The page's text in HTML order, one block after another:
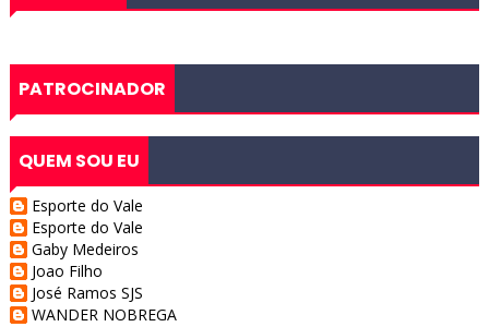
PATROCINADOR
QUEM SOU EU
Esporte do Vale
Esporte do Vale
Gaby Medeiros
Joao Filho
José Ramos SJS
WANDER NOBREGA